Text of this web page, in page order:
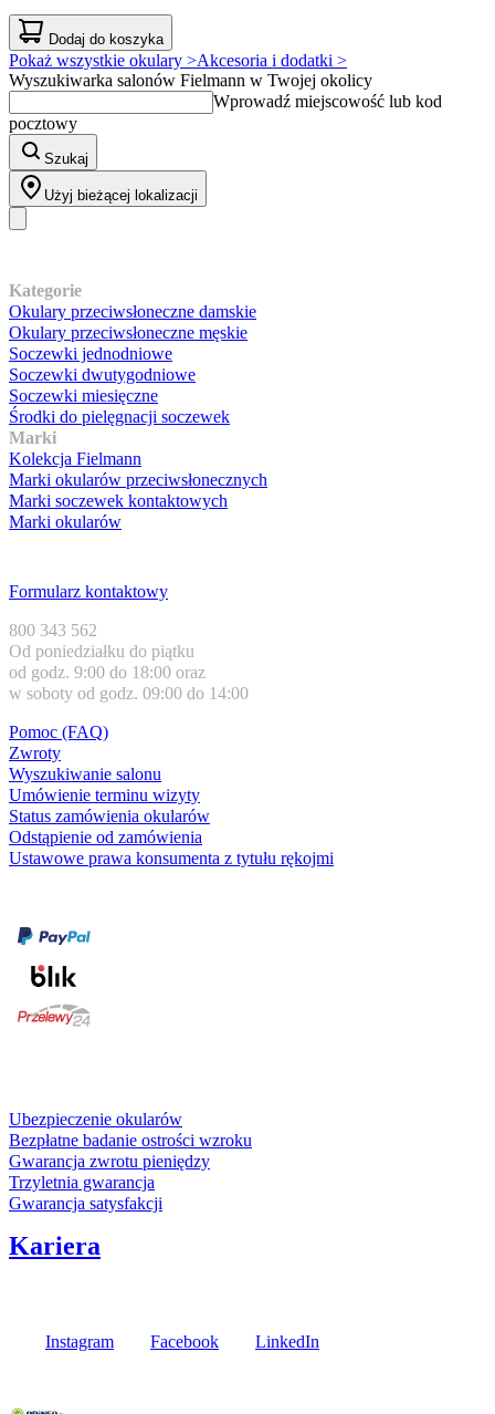
Dodaj do koszyka
Pokaż wszystkie okulary >Akcesoria i dodatki >
Wyszukiwarka salonów Fielmann w Twojej okolicy
Wprowadź miejscowość lub kod
pocztowy
Szukaj
Użyj bieżącej lokalizacji
Kategorie
Okulary przeciwsłoneczne damskie
Okulary przeciwsłoneczne męskie
Soczewki jednodniowe
Soczewki dwutygodniowe
Soczewki miesięczne
Środki do pielęgnacji soczewek
Marki
Kolekcja Fielmann
Marki okularów przeciwsłonecznych
Marki soczewek kontaktowych
Marki okularów
Formularz kontaktowy
800 343 562
Od poniedziałku do piątku
od godz. 9:00 do 18:00 oraz
w soboty od godz. 09:00 do 14:00
Pomoc (FAQ)
Zwroty
Wyszukiwanie salonu
Umówienie terminu wizyty
Status zamówienia okularów
Odstąpienie od zamówienia
Ustawowe prawa konsumenta z tytułu rękojmi
Ubezpieczenie okularów
Bezpłatne badanie ostrości wzroku
Gwarancja zwrotu pieniędzy
Trzyletnia gwarancja
Gwarancja satysfakcji
Kariera
Instagram Facebook LinkedIn